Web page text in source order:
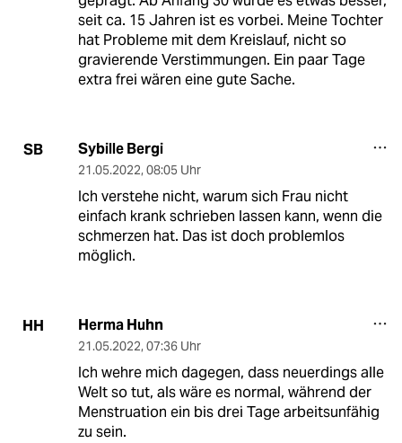
seit ca. 15 Jahren ist es vorbei. Meine Tochter
hat Probleme mit dem Kreislauf, nicht so
gravierende Verstimmungen. Ein paar Tage
extra frei wären eine gute Sache.
SB Sybille Bergi
21.05.2022, 08:05 Uhr
Ich verstehe nicht, warum sich Frau nicht
einfach krank schrieben lassen kann, wenn die
schmerzen hat. Das ist doch problemlos
möglich.
HH Herma Huhn
21.05.2022, 07:36 Uhr
Ich wehre mich dagegen, dass neuerdings alle
Welt so tut, als wäre es normal, während der
Menstruation ein bis drei Tage arbeitsunfähig
zu sein.